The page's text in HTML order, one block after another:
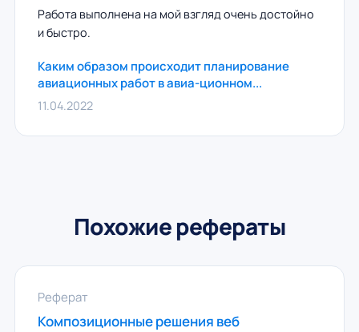
Работа выполнена на мой взгляд очень достойно
и быстро.
Каким образом происходит планирование
авиационных работ в авиа-ционном...
11.04.2022
Похожие рефераты
Реферат
Композиционные решения веб